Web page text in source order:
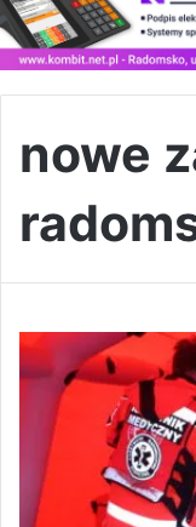
nowe